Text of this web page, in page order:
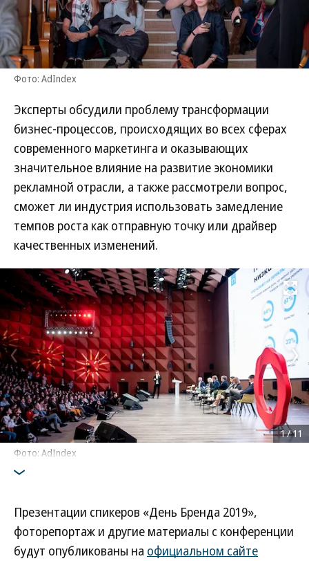
Фото: AdIndex
Эксперты обсудили проблему трансформации
бизнес-процессов, происходящих во всех сферах
современного маркетинга и оказывающих
значительное влияние на развитие экономики
рекламной отрасли, а также рассмотрели вопрос,
сможет ли индустрия использовать замедление
темпов роста как отправную точку или драйвер
качественных изменений.
Развернуть
Фото: AdIndex
1/11
Презентации спикеров «День Бренда 2019»,
фоторепортаж и другие материалы с конференции
будут опубликованы на официальном сайте